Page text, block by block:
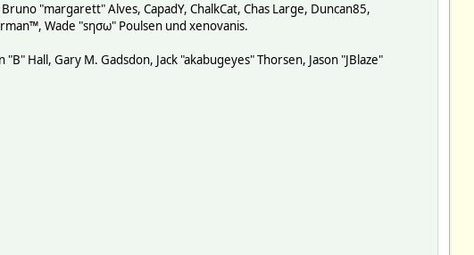
"margarett" Alves, CapadY, ChalkCat, Chas Large, Duncan85,
Wade "sησω" Poulsen und xenovanis.
Hall, Gary M. Gadsdon, Jack "akabugeyes" Thorsen, Jason "JBlaze"